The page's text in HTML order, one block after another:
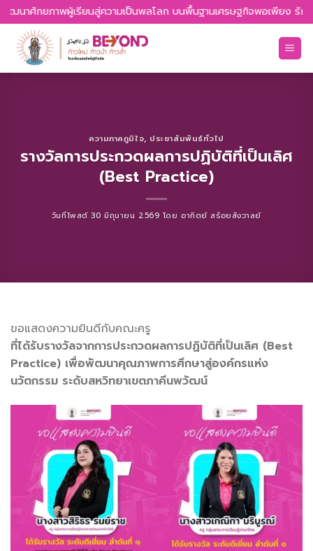
Skip
to
content
าศักยภาพผู้เรียนสู่ความเป็นพลโลก บนพื้นฐานเศรษฐกิจพอเพียง รักค
ความภาคภูมิใจ, ประชาสัมพันธ์ทั่วไป
รางวัลการประกวดผลการปฏิบัติที่เป็นเลิศ
(Best Practice)
วันที่โพสต์30 มิถุนายน 2569 โดยอาทิตย์ สร้อยสังวาลย์
ขอแสดงความยินดีกับคณะครู
ที่ได้รับรางวัลจากการประกวดผลการปฏิบัติที่เป็นเลิศ (Best
Practice) เพื่อพัฒนาคุณภาพการศึกษาสู่องค์กรแห่ง
นวัตกรรม ระดับสหวิทยาเขตภาคีนพวัฒน์